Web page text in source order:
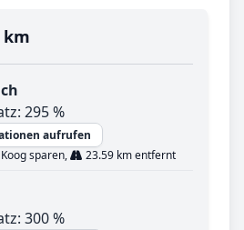
km
295 %
aufrufen
sparen,
23.59 km entfernt
300 %